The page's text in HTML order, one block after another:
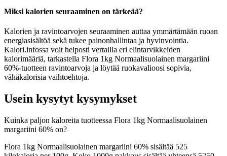
Miksi kalorien seuraaminen on tärkeää?
Kalorien ja ravintoarvojen seuraaminen auttaa ymmärtämään ruoan
energiasisältöä sekä tukee painonhallintaa ja hyvinvointia.
Kalori.infossa voit helposti vertailla eri elintarvikkeiden
kalorimääriä, tarkastella Flora 1kg Normaalisuolainen margariini
60%-tuotteen ravintoarvoja ja löytää ruokavalioosi sopivia,
vähäkalorisia vaihtoehtoja.
Usein kysytyt kysymykset
Kuinka paljon kaloreita tuotteessa Flora 1kg Normaalisuolainen
margariini 60% on?
Flora 1kg Normaalisuolainen margariini 60% sisältää 525